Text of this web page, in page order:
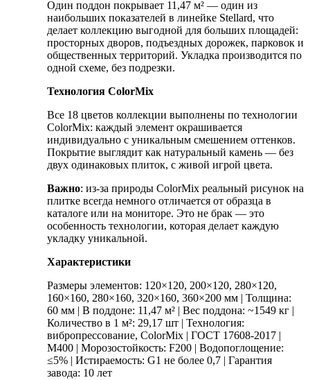
Один поддон покрывает 11,47 м² — один из
наибольших показателей в линейке Stellard, что
делает коллекцию выгодной для больших площадей:
просторных дворов, подъездных дорожек, парковок и
общественных территорий. Укладка производится по
одной схеме, без подрезки.
Технология ColorMix
Все 18 цветов коллекции выполнены по технологии
ColorMix: каждый элемент окрашивается
индивидуально с уникальным смешением оттенков.
Покрытие выглядит как натуральный камень — без
двух одинаковых плиток, с живой игрой цвета.
Важно: из-за природы ColorMix реальный рисунок на
плитке всегда немного отличается от образца в
каталоге или на мониторе. Это не брак — это
особенность технологии, которая делает каждую
укладку уникальной.
Характеристики
Размеры элементов: 120×120, 200×120, 280×120,
160×160, 280×160, 320×160, 360×200 мм | Толщина:
60 мм | В поддоне: 11,47 м² | Вес поддона: ~1549 кг |
Количество в 1 м²: 29,17 шт | Технология:
вибропрессование, ColorMix | ГОСТ 17608-2017 |
М400 | Морозостойкость: F200 | Водопоглощение:
≤5% | Истираемость: G1 не более 0,7 | Гарантия
завода: 10 лет